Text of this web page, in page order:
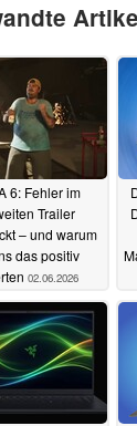
6: Fehler im
Trailer
– und warum
das positiv
02.06.2026